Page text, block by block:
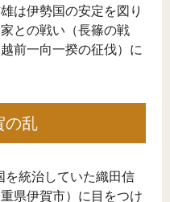
は伊勢国の安定を図り
との戦い（長篠の戦
前一向一揆の征伐）に
の乱
を統治していた織田信
県伊賀市）に目をつけ